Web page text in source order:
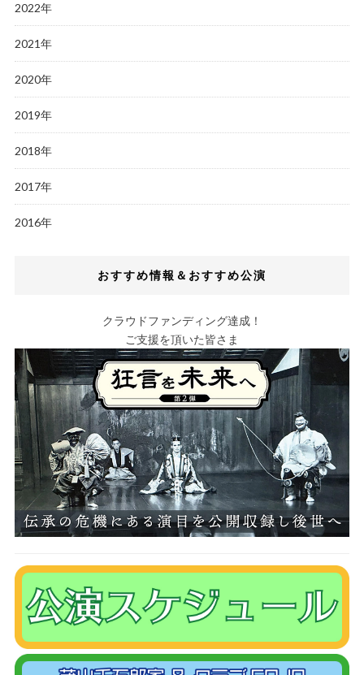
2022年
2021年
2020年
2019年
2018年
2017年
2016年
おすすめ情報＆おすすめ公演
クラウドファンディング達成！
ご支援を頂いた皆さま